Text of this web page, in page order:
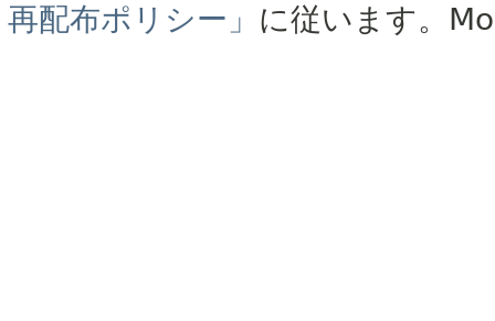
再配布ポリシー」 に従います。